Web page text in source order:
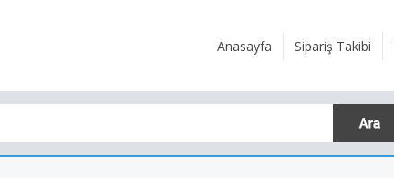
Anasayfa Sipariş Takibi